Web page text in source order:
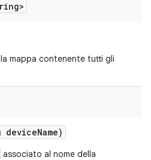
mappa contenente tutti gli
deviceName)
associato al nome della